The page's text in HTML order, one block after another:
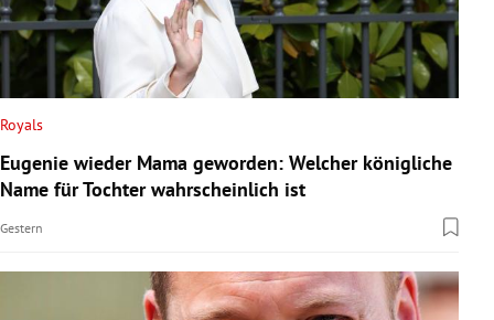
Royals
Eugenie wieder Mama geworden: Welcher königliche
Name für Tochter wahrscheinlich ist
Gestern